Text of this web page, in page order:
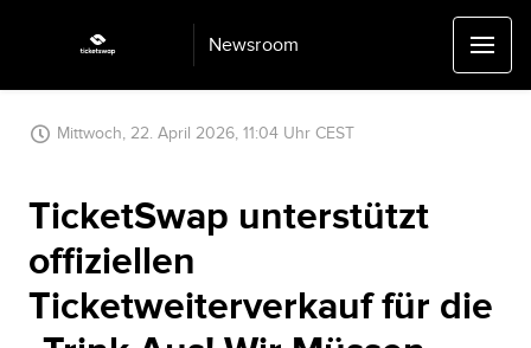
Newsroom
Mittwoch, 22. April 2026, 11:04 Uhr CEST
TicketSwap unterstützt
offiziellen
Ticketweiterverkauf für die